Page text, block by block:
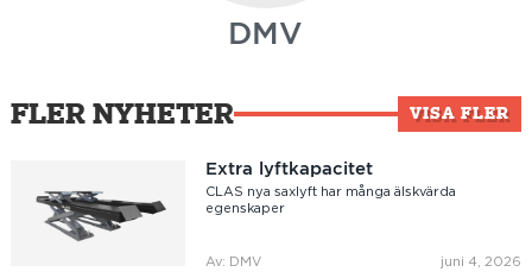
DMV
FLER NYHETER VISA FLER
Extra lyftkapacitet
CLAS nya saxlyft har många älskvärda
egenskaper
Av: DMV juni 4, 2026